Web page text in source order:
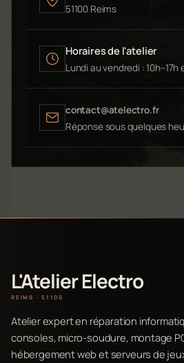
51100 Reims
Horaires de l'atelier
Lundi au vendredi : 10h–17h
contact@atelectro.fr
Réponse sous quelques
L'Atelier Electro
REIMS · 51100
Atelier expert en réparation
consoles, micro-soudure, montage
hébergement web et serveurs de